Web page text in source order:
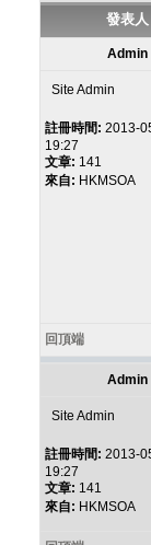
發表人
Admin
Site Admin
註冊時間: 2013-
19:27
文章: 141
來自: HKMSOA
回頂端
Admin
Site Admin
註冊時間: 2013-
19:27
文章: 141
來自: HKMSOA